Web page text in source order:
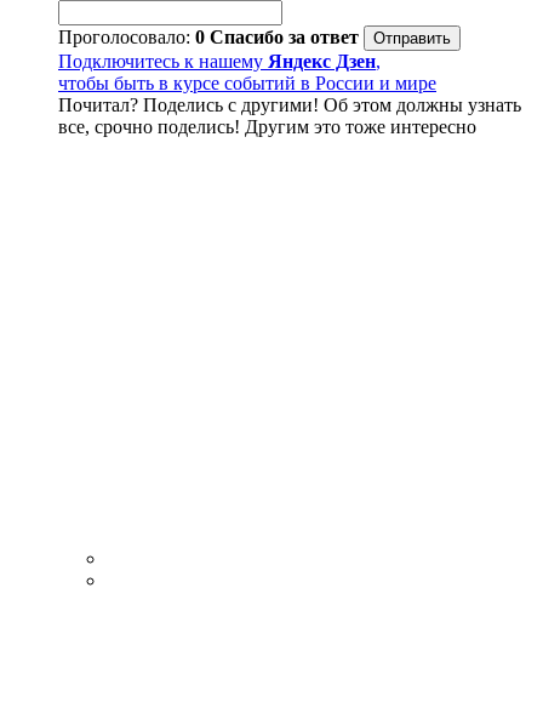
Проголосовало: 0 Спасибо за ответ
Подключитесь к нашему Яндекс Дзен,
чтобы быть в курсе событий в России и мире
Почитал? Поделись с другими! Об этом должны узнать
все, срочно поделись! Другим это тоже интересно